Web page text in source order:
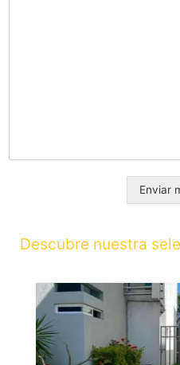
Enviar
Descubre nuestra